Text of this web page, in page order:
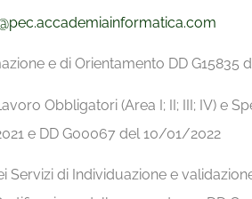
accademiainformatica.com
e di Orientamento DD G15835
Obbligatori (Area I; II; III; IV) e
e DD G00067 del 10/01/2022
Servizi di Individuazione e